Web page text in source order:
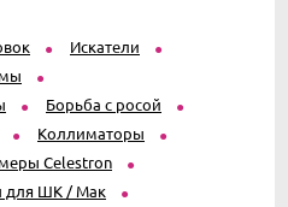
Искатели
Борьба с росой
Коллиматоры
Celestron
для ШК / Мак